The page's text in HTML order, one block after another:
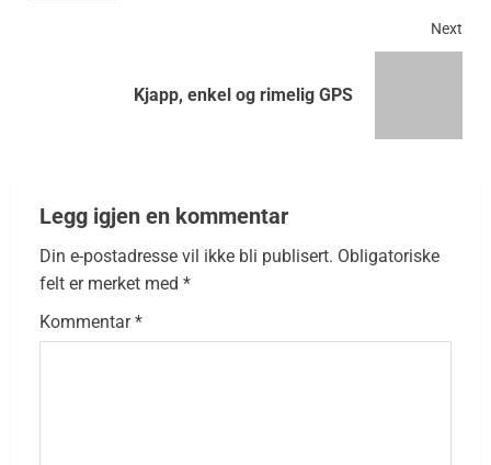
Next
Kjapp, enkel og rimelig GPS
Legg igjen en kommentar
Din e-postadresse vil ikke bli publisert. Obligatoriske
felt er merket med *
Kommentar*